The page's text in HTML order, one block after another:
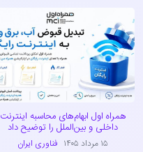
همراه اول ابهام‌های محاسبه اینترنت
داخلی و بین‌الملل را توضیح داد
۱۵ مرداد ۱۴۰۵ فناوری ایران